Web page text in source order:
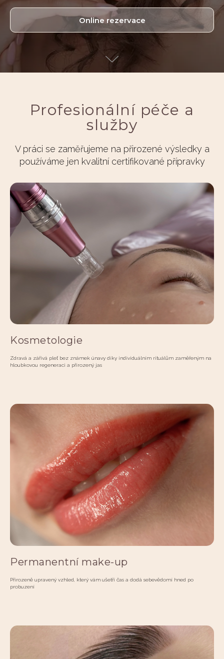
Online rezervace
Profesionální péče a
služby
V práci se zaměřujeme na přirozené výsledky a
používáme jen kvalitní certifikované přípravky
Kosmetologie
Zdravá a zářivá pleť bez známek únavy díky individuálním rituálům zaměřeným na
hloubkovou regeneraci a přirozený jas
Permanentní make-up
Přirozeně upravený vzhled, který vám ušetří čas a dodá sebevědomí hned po
probuzení